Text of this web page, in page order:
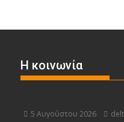
Η κοινωνία
5 Αυγούστου 2026